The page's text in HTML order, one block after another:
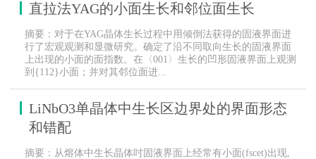
直拉法YAG的小面生长和邻位面生长
摘要：对于在YAG晶体生长过程中用倾倒法获得的固液界面进
行了宏观观测和显微研究。确定了沿不同取向生长的固液界面
上出现的小面的面指数。在〈001〉生长的凹形固液界面上观测
到{112}小面；并对其邻位面进...
LiNbO3单晶体中生长区边界处的界面形态
和错配
摘要：从熔体中生长晶体吋固液界面上经常有小面(fscet)出现,